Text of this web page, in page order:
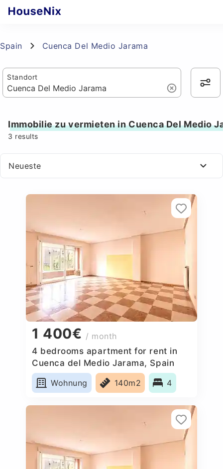
Spain Cuenca Del Medio Jarama
Standort
Immobilie zu vermieten in Cuenca Del Medio
3 results
Neueste
1 400€ / month
4 bedrooms apartment for rent in
Cuenca del Medio Jarama, Spain
Wohnung
140m2 4